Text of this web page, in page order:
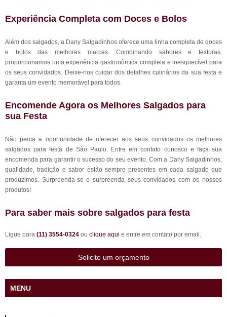
Experiência Completa com Doces e Bolos
Além dos salgados, a Dany Salgadinhos oferece uma linha completa de doces
e bolos das melhores marcas. Combinando sabores e texturas,
proporcionamos uma experiência gastronômica completa e inesquecível para
os seus convidados. Deixe-nos cuidar dos detalhes culinários da sua festa e
garanta um evento memorável para todos.
Encomende Agora os Melhores Salgados para
sua Festa
Não perca a oportunidade de oferecer aos seus convidados os melhores
salgados para festa de São Paulo. Entre em contato conosco e faça sua
encomenda para garantir o sucesso do seu evento. Com a Dany Salgadinhos,
qualidade, tradição e sabor estão sempre presentes em cada salgado que
produzimos. Surpreenda-se e surpreenda seus convidados com os nossos
produtos!
Para saber mais sobre salgados para festa
Ligue para (11) 3554-0324 ou clique aqui e entre em contato por email.
Solicite um orçamento
MENU